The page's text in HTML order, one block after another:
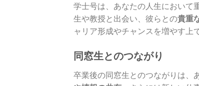
学士号は、あなたの人生において
生や教授と出会い、彼らとの貴重
ャリア形成やチャンスを増やす上
同窓生とのつながり
卒業後の同窓生とのつながりは、